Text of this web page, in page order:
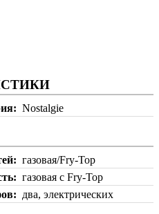
Nostalgie
газовая/Fry-Top
газовая с Fry-Top
два, электрических